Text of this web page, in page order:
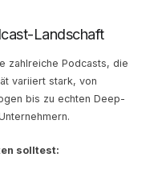
Landschaft
zahlreiche Podcasts, die
variiert stark, von
bis zu echten Deep-
solltest: